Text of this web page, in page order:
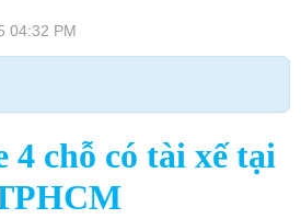
04:32 PM
4 chỗ có tài xế tại